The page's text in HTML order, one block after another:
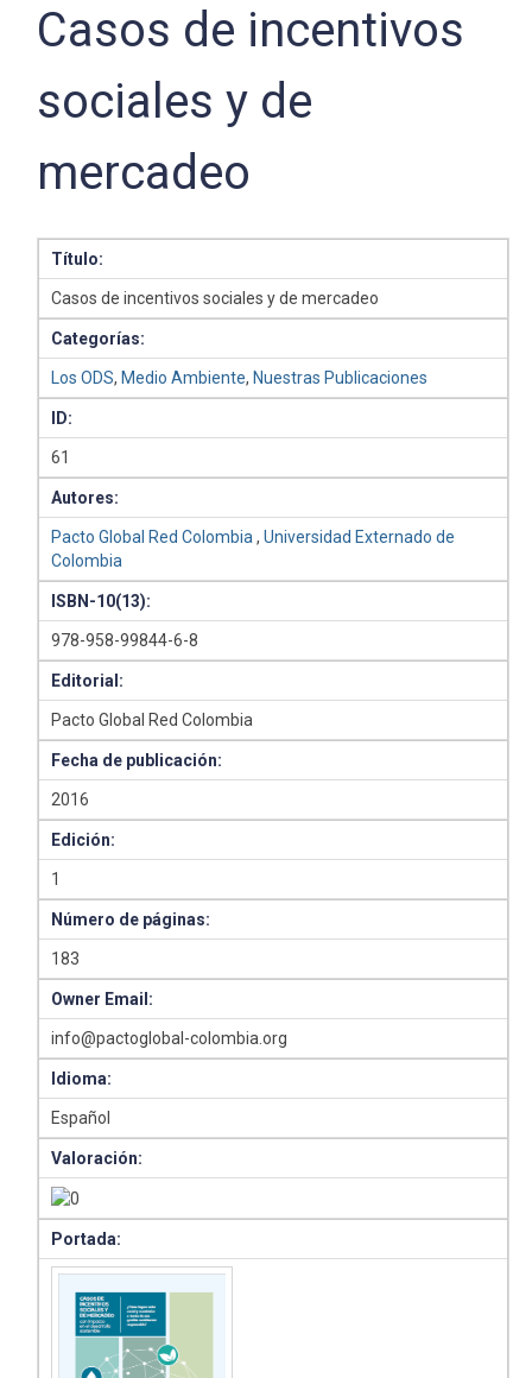
Casos de incentivos
sociales y de
mercadeo
Título:
Casos de incentivos sociales y de mercadeo
Categorías:
Los ODS, Medio Ambiente, Nuestras Publicaciones
ID:
61
Autores:
Pacto Global Red Colombia ,Universidad Externado de
Colombia
ISBN-10(13):
978-958-99844-6-8
Editorial:
Pacto Global Red Colombia
Fecha de publicación:
2016
Edición:
1
Número de páginas:
183
Owner Email:
info@pactoglobal-colombia.org
Idioma:
Español
Valoración:
Portada: